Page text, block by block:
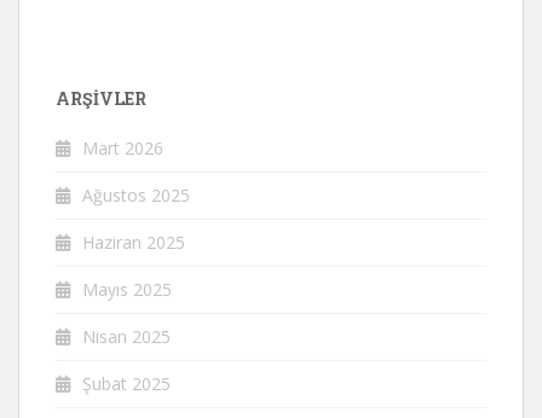
ARŞIVLER
Mart 2026
Ağustos 2025
Haziran 2025
Mayıs 2025
Nisan 2025
Şubat 2025